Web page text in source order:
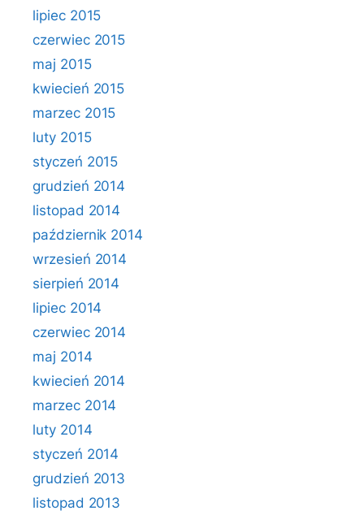
lipiec 2015
czerwiec 2015
maj 2015
kwiecień 2015
marzec 2015
luty 2015
styczeń 2015
grudzień 2014
listopad 2014
październik 2014
wrzesień 2014
sierpień 2014
lipiec 2014
czerwiec 2014
maj 2014
kwiecień 2014
marzec 2014
luty 2014
styczeń 2014
grudzień 2013
listopad 2013